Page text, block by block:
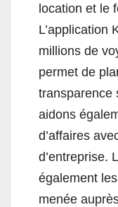
location et le
L’application
millions de
permet de
transparence
aidons
d’affaires
d’entreprise.
également
menée